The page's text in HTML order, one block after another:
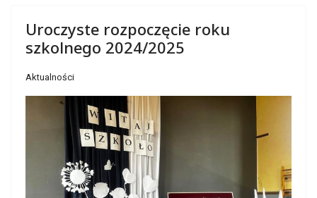
Uroczyste rozpoczęcie roku
szkolnego 2024/2025
Aktualności